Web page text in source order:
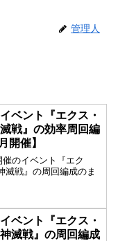
管理人
ベント『エクス・
戦』の効率周回編
開催】
のイベント『エク
滅戦』の周回編成のま
ベント『エクス・
滅戦』の周回編成